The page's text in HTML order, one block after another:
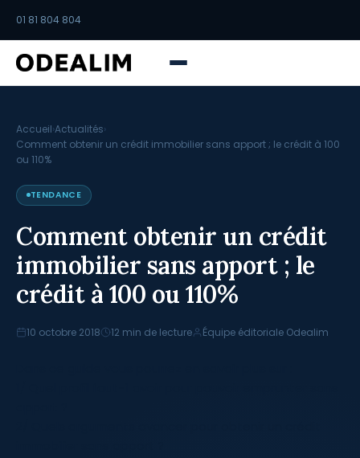
01 81 804 804
Accueil›Actualités›
Comment obtenir un crédit immobilier sans apport ; le crédit à 100
ou 110%
TENDANCE
Comment obtenir un crédit
immobilier sans apport ; le
crédit à 100 ou 110%
10 octobre 2018 12 min de lecture Équipe éditoriale Odealim